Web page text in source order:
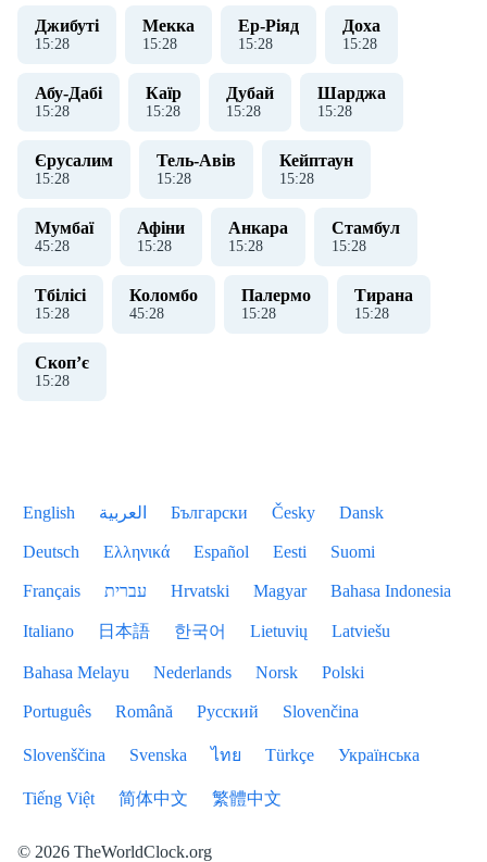
Джибуті
15:28
Мекка
15:28
Ер-Ріяд
15:28
Доха
15:28
Абу-Дабі
15:28
Каїр
15:28
Дубай
15:28
Шарджа
15:28
Єрусалим
15:28
Тель-Авів
15:28
Кейптаун
15:28
Мумбаї
45:28
Афіни
15:28
Анкара
15:28
Стамбул
15:28
Тбілісі
15:28
Коломбо
45:28
Палермо
15:28
Тирана
15:28
Скоп’є
15:28
English العربية Български Česky Dansk
Deutsch Ελληνικά Español Eesti Suomi
Français עברית Hrvatski Magyar Bahasa Indonesia
Italiano 日本語 한국어 Lietuvių Latviešu
Bahasa Melayu Nederlands Norsk Polski
Português Română Русский Slovenčina
Slovenščina Svenska ไทย Türkçe Українська
Tiếng Việt 简体中文 繁體中文
© 2026 TheWorldClock.org